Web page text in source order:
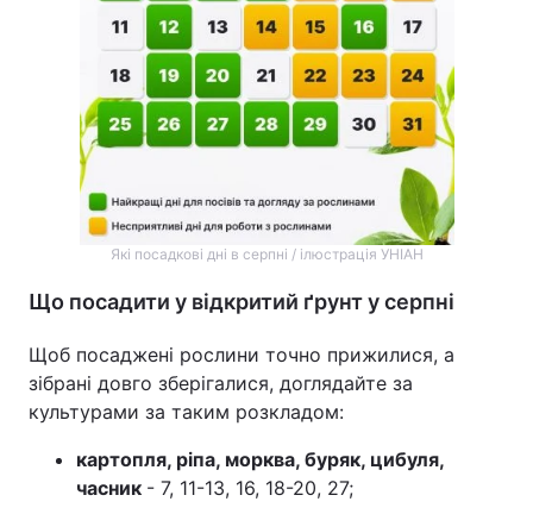
Які посадкові дні в серпні / ілюстрація УНІАН
Що посадити у відкритий ґрунт у серпні
Щоб посаджені рослини точно прижилися, а
зібрані довго зберігалися, доглядайте за
культурами за таким розкладом:
картопля, ріпа, морква, буряк, цибуля,
часник - 7, 11-13, 16, 18-20, 27;